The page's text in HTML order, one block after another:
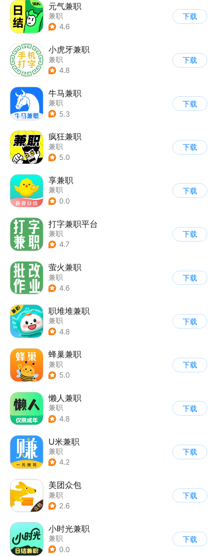
元气兼职
兼职
4.6
下载
小虎牙兼职
兼职
4.8
下载
牛马兼职
兼职
5.3
下载
疯狂兼职
兼职
5.0
下载
享兼职
兼职
0.0
下载
打字兼职平台
兼职
4.7
下载
萤火兼职
兼职
4.6
下载
职堆堆兼职
兼职
4.8
下载
蜂巢兼职
兼职
5.0
下载
懒人兼职
兼职
4.8
下载
U米兼职
兼职
4.2
下载
美团众包
兼职
2.6
下载
小时光兼职
兼职
0.0
下载